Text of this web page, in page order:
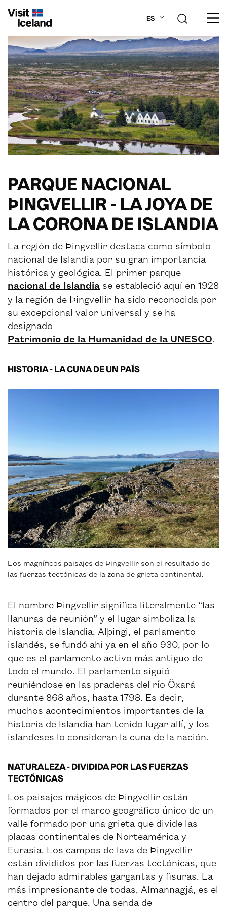
ES
SOBRE ISLANDIA
PLANIFICA TU VIAJE
LUGARES
ACTIVIDADES
PARQUE NACIONAL
ÞINGVELLIR - LA JOYA DE
LA CORONA DE ISLANDIA
La región de Þingvellir destaca como símbolo
nacional de Islandia por su gran importancia
histórica y geológica. El primer parque
nacional de Islandia se estableció aquí en 1928
y la región de Þingvellir ha sido reconocida por
su excepcional valor universal y se ha
designado
Patrimonio de la Humanidad de la UNESCO
HISTORIA - LA CUNA DE UN PAÍS
Los magníficos paisajes de Þingvellir son el resultado de
las fuerzas tectónicas de la zona de grieta continental.
El nombre Þingvellir significa literalmente “las
llanuras de reunión” y el lugar simboliza la
historia de Islandia. Alþingi, el parlamento
islandés, se fundó ahí ya en el año 930, por lo
que es el parlamento activo más antiguo de
todo el mundo. El parlamento siguió
reuniéndose en las praderas del río Öxará
durante 868 años, hasta 1798. Es decir,
muchos acontecimientos importantes de la
historia de Islandia han tenido lugar allí, y los
islandeses lo consideran la cuna de la nación.
NATURALEZA - DIVIDIDA POR LAS FUERZAS
TECTÓNICAS
Los paisajes mágicos de Þingvellir están
formados por el marco geográfico único de un
valle formado por una grieta que divide las
placas continentales de Norteamérica y
Eurasia. Los campos de lava de Þingvellir
están divididos por las fuerzas tectónicas, que
han dejado admirables gargantas y fisuras. La
más impresionante de todas, Almannagjá, es el
centro del parque. Una senda de